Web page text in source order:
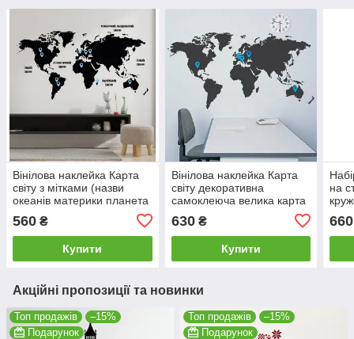
Вінілова наклейка Карта
світу з мітками (назви
океанів материки планета
туризм) матова 1300х735
мм
560 ₴
Купити
Вінілова наклейка Карта
світу декоративна
самоклеюча велика карта
на стіну материки матова
1500х800 мм
630₴
Купити
на
660
Акційні пропозиції та новинки
Топ продажів
–15%
Подарунок
Топ продажів
–15%
Подарунок